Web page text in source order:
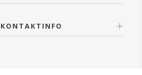
KONTAKTINFO